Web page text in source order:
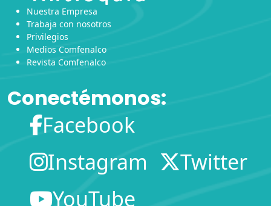
Nuestra Empresa
Trabaja con nosotros
Privilegios
Medios Comfenalco
Revista Comfenalco
Conectémonos:
Facebook
Instagram
Twitter
YouTube